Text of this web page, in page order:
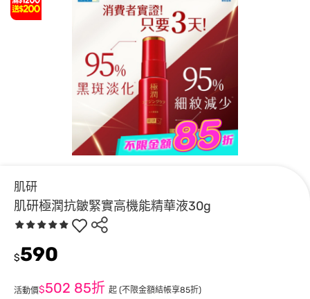
肌研
肌研極潤抗皺緊實高機能精華液30g
$590
活動價$502 85折 起 (不限金額結帳享85折)